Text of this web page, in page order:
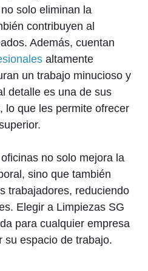
solo eliminan la
contribuyen al
Además, cuentan
altamente
un trabajo minucioso y
detalle es una de sus
lo que les permite ofrecer
no solo mejora la
sino que también
trabajadores, reduciendo
Elegir a Limpiezas SG
para cualquier empresa
su espacio de trabajo.